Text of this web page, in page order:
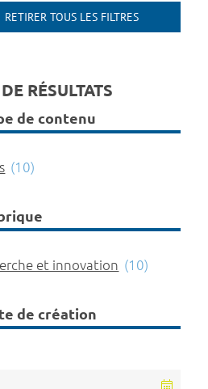
RETIRER TOUS LES FILTRES
RÉSULTATS
de contenu
(10)
et innovation (10)
de création